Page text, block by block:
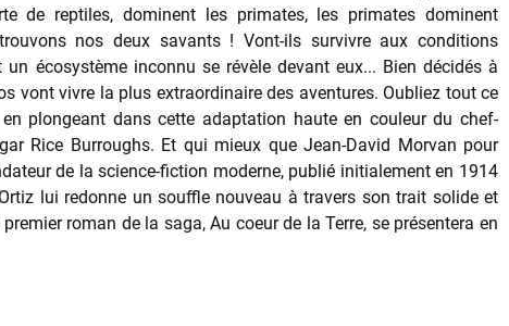
de reptiles, dominent les primates, les primates dominent
nos deux savants ! Vont-ils survivre aux conditions
écosystème inconnu se révèle devant eux... Bien décidés à
vont vivre la plus extraordinaire des aventures. Oubliez tout ce
plongeant dans cette adaptation haute en couleur du chef-
Rice Burroughs. Et qui mieux que Jean-David Morvan pour
de la science-fiction moderne, publié initialement en 1914
lui redonne un souffle nouveau à travers son trait solide et
roman de la saga, Au coeur de la Terre, se présentera en